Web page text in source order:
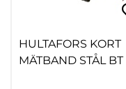
HULTAFORS KORT
MÄTBAND STÅL BT